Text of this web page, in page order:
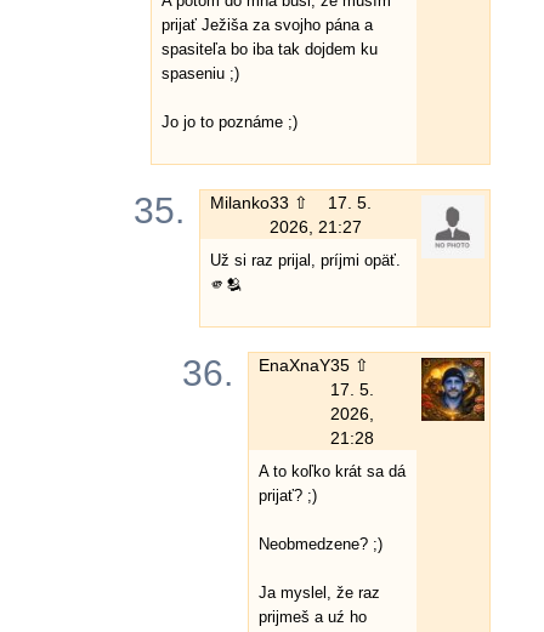
prijať Ježiša za svojho pána a
spasiteľa bo iba tak dojdem ku
spaseniu ;)
Jo jo to poznáme ;)
35. Milanko33 ⇧
17. 5.
2026, 21:27
Už si raz prijal, príjmi opäť.
🫵🫂
36. EnaXnaY35 ⇧
17. 5.
2026,
21:28
A to koľko krát sa dá
prijať? ;)
Neobmedzene? ;)
Ja myslel, že raz
prijmeš a uź ho